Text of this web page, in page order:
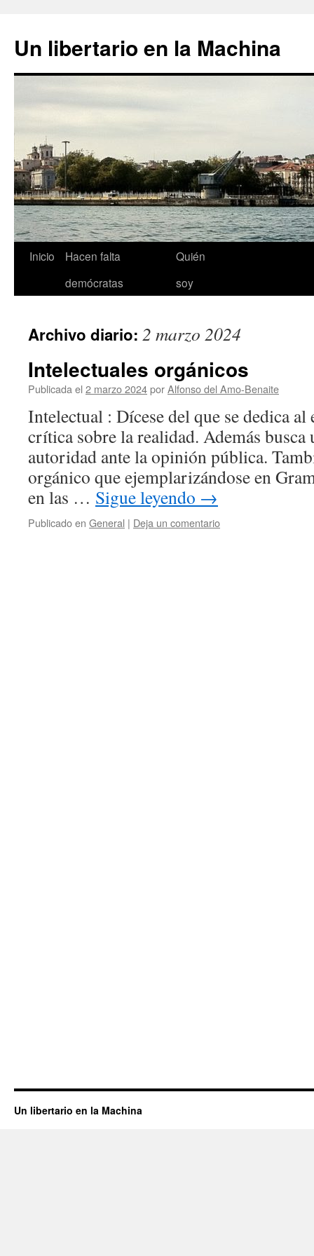
Un libertario en la Machina
Saltar
Inicio
Hacen falta
demócratas
Quién
soy
Archivo diario: 2 marzo 2024
Intelectuales orgánicos
Publicada el 2 marzo 2024porAlfonso del Amo-Benaite
Intelectual : Dícese del que se dedica
crítica sobre la realidad. Además busca
autoridad ante la opinión pública.
orgánico que ejemplarizándose en
en las … Sigue leyendo →
Publicado en General | Deja un comentario
Un libertario en la Machina